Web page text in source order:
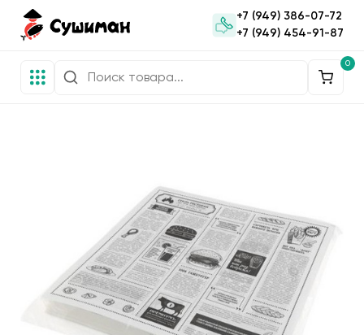
+7 (949) 386-07-72
+7 (949) 454-91-87
0